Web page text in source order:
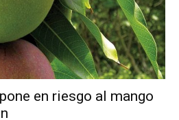
en riesgo al mango